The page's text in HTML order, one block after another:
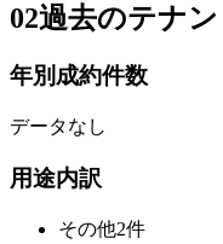
02過去のテナ
年別成約件数
データなし
用途内訳
その他2件